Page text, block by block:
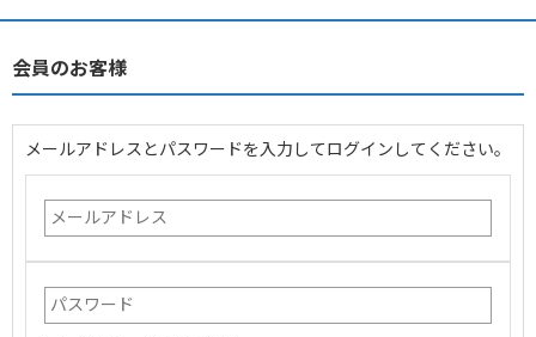
講座を探す
個人のお客様
法人のお客様
会員のお客様
メールアドレスとパスワードを入力してログインしてください。